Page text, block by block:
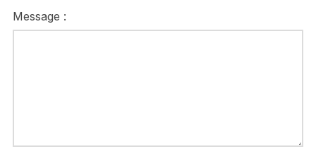
Message :